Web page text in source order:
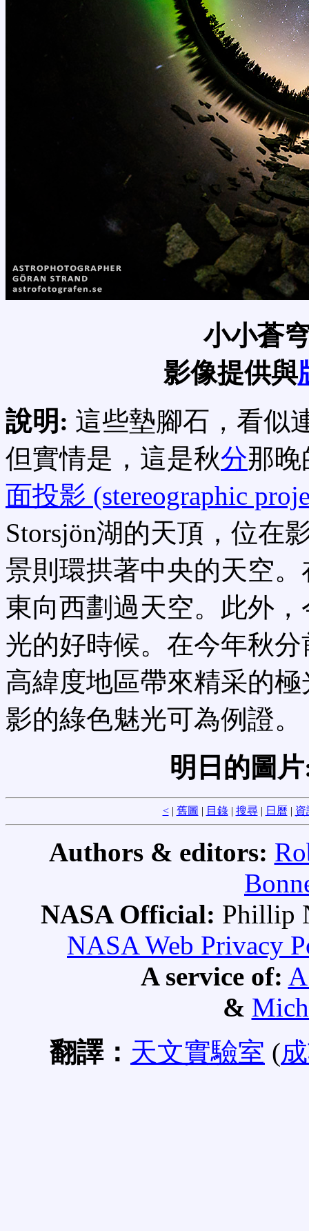
小小蒼
影像提供與
說明: 這些墊腳石，看似
但實情是，這是秋分那晚
面投影 (stereographic
Storsjön湖的天頂，位在
景則環拱著中央的天空
東向西劃過天空。此外，
光的好時候。在今年秋
高緯度地區帶來精采的
影的綠色魅光可為例證。
明日的圖
<| 舊圖 | 目錄| 搜尋| 日曆 | 資
Authors & editors:
NASA Official: Phillip
NASA Web Privacy
A service of:
&
翻譯： 天文實驗室 (